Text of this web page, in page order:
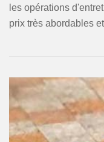
les opérations
prix très abordables